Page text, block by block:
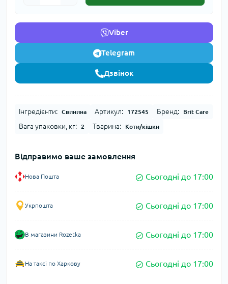
Viber
Telegram
Дзвінок
Інгредієнти: Свинина Артикул: 172545 Бренд: Brit Care
Вага упаковки, кг: 2 Тварина: Коти/кішки
Відправимо ваше замовлення
Нова Пошта Сьогодні до 17:00
Укрпошта Сьогодні до 17:00
В магазини Rozetka Сьогодні до 17:00
На таксі по Харкову Сьогодні до 17:00